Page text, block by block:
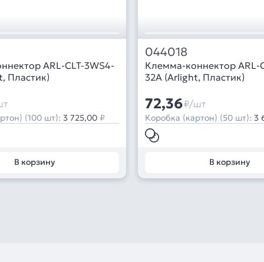
ARL-CLT-3WS4-
Пластик)
(100 шт): 3 725,00 ₽
В корзину
044018
Клемма-коннектор ARL-
32A (Arlight, Пластик)
72,36₽/шт
Коробка (картон) (50 шт): 3
В корзину